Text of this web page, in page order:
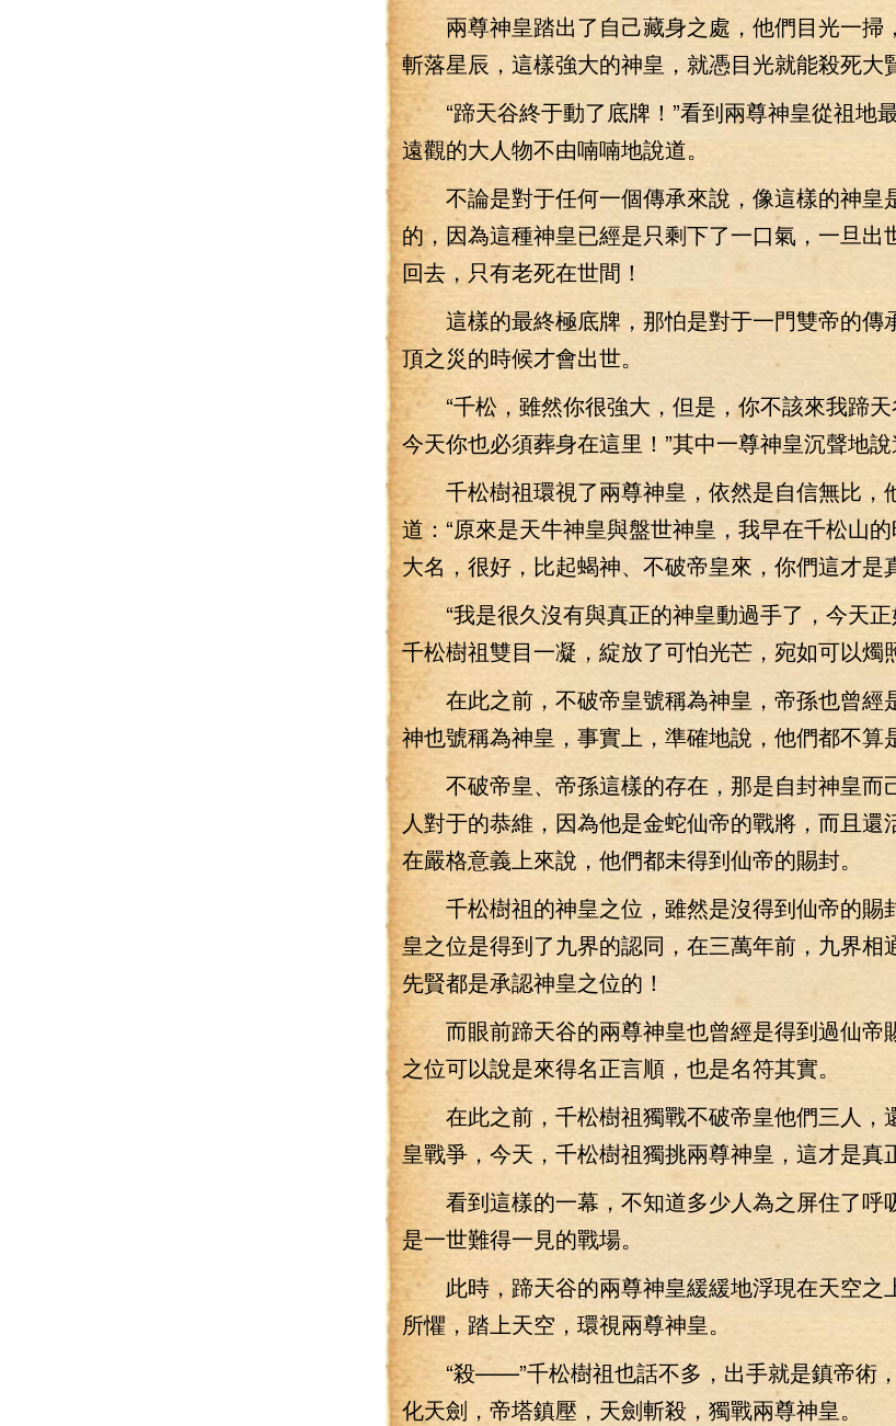
兩尊神皇踏出了自己藏身之處，他們目光一掃
斬落星辰，這樣強大的神皇，就憑目光就能殺死大
“蹄天谷終于動了底牌！”看到兩尊神皇從祖地
遠觀的大人物不由喃喃地說道。
不論是對于任何一個傳承來說，像這樣的神皇
的，因為這種神皇已經是只剩下了一口氣，一旦出
回去，只有老死在世間！
這樣的最終極底牌，那怕是對于一門雙帝的傳
頂之災的時候才會出世。
“千松，雖然你很強大，但是，你不該來我蹄天
今天你也必須葬身在這里！”其中一尊神皇沉聲地說
千松樹祖環視了兩尊神皇，依然是自信無比，
道：“原來是天牛神皇與盤世神皇，我早在千松山
大名，很好，比起蝎神、不破帝皇來，你們這才是
“我是很久沒有與真正的神皇動過手了，今天正
千松樹祖雙目一凝，綻放了可怕光芒，宛如可以燭
在此之前，不破帝皇號稱為神皇，帝孫也曾經
神也號稱為神皇，事實上，準確地說，他們都不算
不破帝皇、帝孫這樣的存在，那是自封神皇而
人對于的恭維，因為他是金蛇仙帝的戰將，而且還
在嚴格意義上來說，他們都未得到仙帝的賜封。
千松樹祖的神皇之位，雖然是沒得到仙帝的賜
皇之位是得到了九界的認同，在三萬年前，九界相
先賢都是承認神皇之位的！
而眼前蹄天谷的兩尊神皇也曾經是得到過仙帝
之位可以說是來得名正言順，也是名符其實。
在此之前，千松樹祖獨戰不破帝皇他們三人，
皇戰爭，今天，千松樹祖獨挑兩尊神皇，這才是真
看到這樣的一幕，不知道多少人為之屏住了呼
是一世難得一見的戰場。
此時，蹄天谷的兩尊神皇緩緩地浮現在天空之
所懼，踏上天空，環視兩尊神皇。
“殺——”千松樹祖也話不多，出手就是鎮帝術，
化天劍，帝塔鎮壓，天劍斬殺，獨戰兩尊神皇。